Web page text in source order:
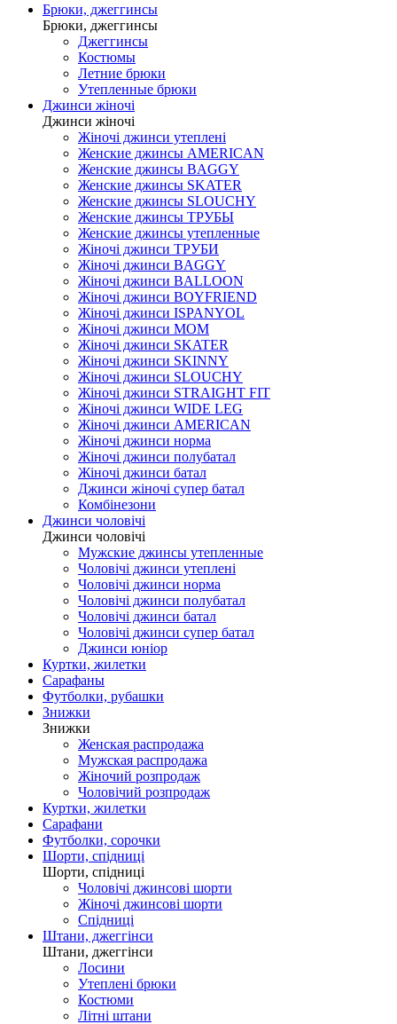
Брюки, джеггинсы
Брюки, джеггинсы
Джеггинсы
Костюмы
Летние брюки
Утепленные брюки
Джинси жіночі
Джинси жіночі
Жіночі джинси утеплені
Женские джинсы AMERICAN
Женские джинсы BAGGY
Женские джинсы SKATER
Женские джинсы SLOUCHY
Женские джинсы ТРУБЫ
Женские джинсы утепленные
Жіночі джинси ТРУБИ
Жіночі джинси BAGGY
Жіночі джинси BALLOON
Жіночі джинси BOYFRIEND
Жіночі джинси ISPANYOL
Жіночі джинси МОМ
Жіночі джинси SKATER
Жіночі джинси SKINNY
Жіночі джинси SLOUCHY
Жіночі джинси STRAIGHT FIT
Жіночі джинси WIDE LEG
Жіночі джинси AMERICAN
Жіночі джинси норма
Жіночі джинси полубатал
Жіночі джинси батал
Джинси жіночі супер батал
Комбінезони
Джинси чоловічі
Джинси чоловічі
Мужские джинсы утепленные
Чоловічі джинси утеплені
Чоловічі джинси норма
Чоловічі джинси полубатал
Чоловічі джинси батал
Чоловічі джинси супер батал
Джинси юніор
Куртки, жилетки
Сарафаны
Футболки, рубашки
Знижки
Знижки
Женская распродажа
Мужская распродажа
Жіночий розпродаж
Чоловічий розпродаж
Куртки, жилетки
Сарафани
Футболки, сорочки
Шорти, спідниці
Шорти, спідниці
Чоловічі джинсові шорти
Жіночі джинсові шорти
Спідниці
Штани, джеггінси
Штани, джеггінси
Лосини
Утеплені брюки
Костюми
Літні штани